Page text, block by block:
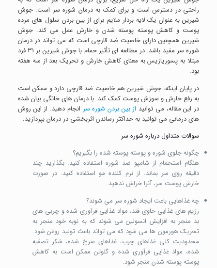
راحتی در دسترس است و برای کمک به درمان شوره سر است. جوش
شیرین به عنوان یک لایه بردار ملایم برای از بین بردن سلول های مرده
پوست و کاهش پوسته پوسته شدن و خارش عمل می کند. جوش
شیرین همچنین دارای خاصیت ضد قارچی است که می تواند در درمان
شوره سر مفید باشد. در مطالعه ای تأثیر حمام با جوش شیرین بر 31 فرد
مبتلا به پسوریازیس به معنای کاهش خارش و تحریک بعد از سه هفته
بود.
در پایان اینکه، جوش شیرین هم خاصیت ضد قارچی دارد و ممکن است
به رفع خارش و سوزش پوست کمک کند. با درمان های خانگی بیان شده
در این مقاله، می توانید از بین بردن شوره سر انجام دهید. از این روش
های درمانی می توانید به حداکثر رساندن اثربخشی در درمان بپردازید.
سوالات متداول درباره شوره سر
چگونه جلوی شوره و پوسته پوسته شده را بگیریم؟
هنگام استحمام از شامپو ضد شوره استفاده کنید. بگذارید چند
دقیقه روی سر بماند. از نرم کننده مو استفاده کنید. در صورت
خارش پوست سر، آنرا خراش ندهید.
چه غذاهایی باعث ایجاد شوره سر می شوند؟
رژیم های غذایی حاوی قند، مواد غذایی فرآوری شده و چربی های
بد منجر به افزایش انسولین می شوند که به نوبه خود منجر به
تحریک هورمون ها می شود که می تواند باعث تولید روغن شود.
محدودیت کلی غذاهای چرب، غذاهای سرخ شده، شکر تصفیه
شده، مواد غذایی فرآوری شده و گلوتن ممکن است به کاهش
پوسته پوسته شدن منجر شود.